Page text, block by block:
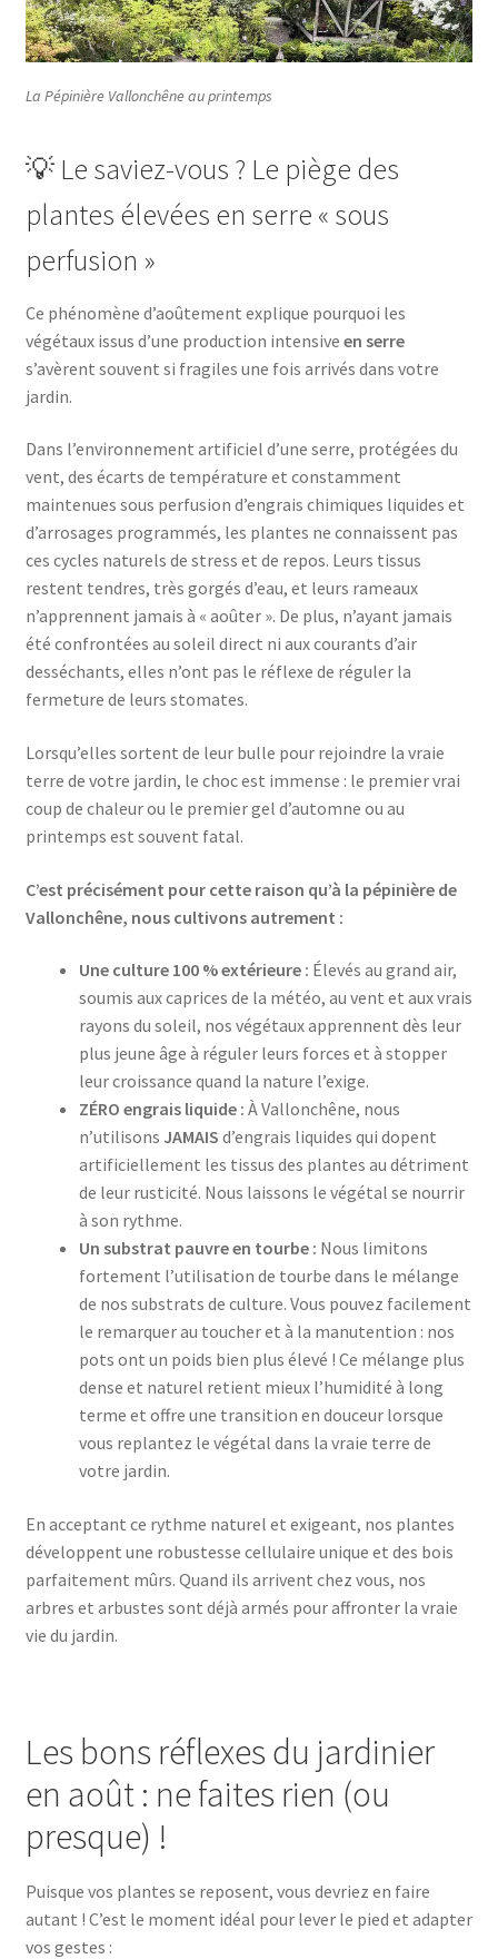
La Pépinière Vallonchêne au printemps
💡 Le saviez-vous ? Le piège des
plantes élevées en serre « sous
perfusion »
Ce phénomène d’aoûtement explique pourquoi les
végétaux issus d’une production intensive en serre
s’avèrent souvent si fragiles une fois arrivés dans votre
jardin.
Dans l’environnement artificiel d’une serre, protégées du
vent, des écarts de température et constamment
maintenues sous perfusion d’engrais chimiques liquides et
d’arrosages programmés, les plantes ne connaissent pas
ces cycles naturels de stress et de repos. Leurs tissus
restent tendres, très gorgés d’eau, et leurs rameaux
n’apprennent jamais à « aoûter ». De plus, n’ayant jamais
été confrontées au soleil direct ni aux courants d’air
desséchants, elles n’ont pas le réflexe de réguler la
fermeture de leurs stomates.
Lorsqu’elles sortent de leur bulle pour rejoindre la vraie
terre de votre jardin, le choc est immense : le premier vrai
coup de chaleur ou le premier gel d’automne ou au
printemps est souvent fatal.
C’est précisément pour cette raison qu’à la pépinière de
Vallonchêne, nous cultivons autrement :
Une culture 100 % extérieure : Élevés au grand air,
soumis aux caprices de la météo, au vent et aux vrais
rayons du soleil, nos végétaux apprennent dès leur
plus jeune âge à réguler leurs forces et à stopper
leur croissance quand la nature l’exige.
ZÉRO engrais liquide : À Vallonchêne, nous
n’utilisons JAMAIS d’engrais liquides qui dopent
artificiellement les tissus des plantes au détriment
de leur rusticité. Nous laissons le végétal se nourrir
à son rythme.
Un substrat pauvre en tourbe : Nous limitons
fortement l’utilisation de tourbe dans le mélange
de nos substrats de culture. Vous pouvez facilement
le remarquer au toucher et à la manutention : nos
pots ont un poids bien plus élevé ! Ce mélange plus
dense et naturel retient mieux l’humidité à long
terme et offre une transition en douceur lorsque
vous replantez le végétal dans la vraie terre de
votre jardin.
En acceptant ce rythme naturel et exigeant, nos plantes
développent une robustesse cellulaire unique et des bois
parfaitement mûrs. Quand ils arrivent chez vous, nos
arbres et arbustes sont déjà armés pour affronter la vraie
vie du jardin.
Les bons réflexes du jardinier
en août : ne faites rien (ou
presque) !
Puisque vos plantes se reposent, vous devriez en faire
autant ! C’est le moment idéal pour lever le pied et adapter
vos gestes :